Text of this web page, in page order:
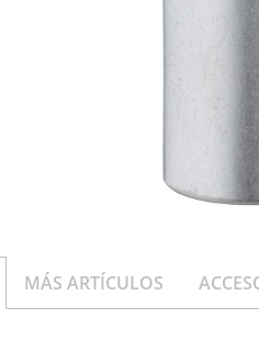
MÁS ARTÍCULOS